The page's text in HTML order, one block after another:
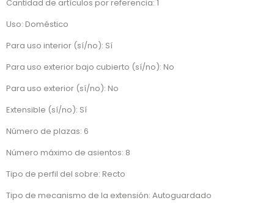
Cantidad de artículos por referencia: 1
Uso: Doméstico
Para uso interior (sí/no): Sí
Para uso exterior bajo cubierto (sí/no): No
Para uso exterior (sí/no): No
Extensible (sí/no): Sí
Número de plazas: 6
Número máximo de asientos: 8
Tipo de perfil del sobre: Recto
Tipo de mecanismo de la extensión: Autoguardado